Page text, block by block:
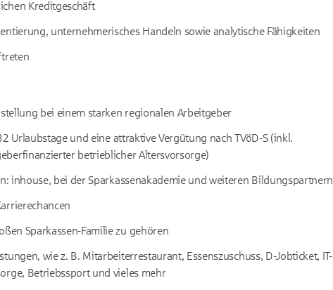
Kreditgeschäft
unternehmerisches Handeln sowie analytische Fähigkeiten
bei einem starken regionalen Arbeitgeber
Urlaubstage und eine attraktive Vergütung nach TVöD-S (inkl.
betrieblicher Altersvorsorge)
inhouse, bei der Sparkassenakademie und weiteren Bildungspartnern
Sparkassen-Familie zu gehören
wie z. B. Mitarbeiterrestaurant, Essenszuschuss, D-Jobticket, IT-
Betriebssport und vieles mehr